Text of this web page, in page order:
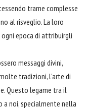
trame complesse
al risveglio. La loro
epoca di attribuirgli
messaggi divini,
tradizioni, l'arte di
Questo legame tra il
a noi, specialmente nella